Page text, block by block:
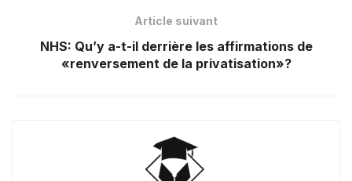
Article suivant
NHS: Qu’y a-t-il derrière les affirmations de
«renversement de la privatisation»?